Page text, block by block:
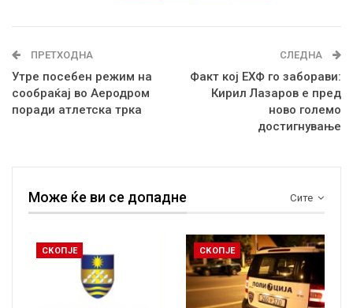
ПРЕТХОДНА
Утре посебен режим на
сообраќај во Аеродром
поради атлетска трка
СЛЕДНА
Факт кој ЕХФ го заборави:
Кирил Лазаров е пред
ново големо
достигнување
Сите
Може ќе ви се допадне
СКОПЈЕ СКОПЈЕ